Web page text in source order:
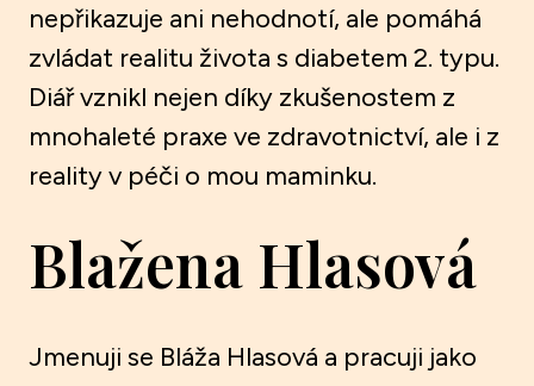
nepřikazuje ani nehodnotí, ale pomáhá
zvládat realitu života s diabetem 2. typu.
Diář vznikl nejen díky zkušenostem z
mnohaleté praxe ve zdravotnictví, ale i z
reality v péči o mou maminku.
Blažena Hlasová
Jmenuji se Bláža Hlasová a pracuji jako